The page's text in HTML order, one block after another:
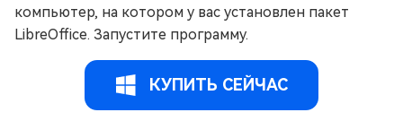
компьютер, на котором у вас установлен пакет
LibreOffice. Запустите программу.
КУПИТЬ СЕЙЧАС